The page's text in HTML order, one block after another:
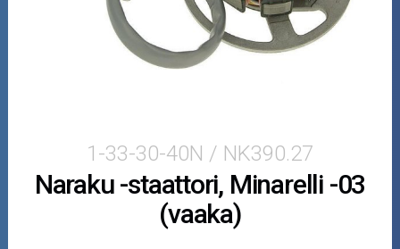
Crossipyörän osat
Mopoauton osat
1-33-30-40N / NK390.27
Naraku -staattori, Minarelli -03
(vaaka)